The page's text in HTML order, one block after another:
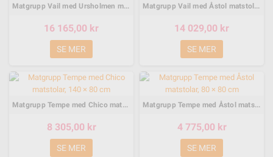
Matgrupp Vail med Ursholmen matstolar, 200 × 100 cm
16 165,00 kr
SE MER
Matgrupp Vail med Åstol matstolar, 200 × 100 cm
14 029,00 kr
SE MER
Matgrupp Tempe med Chico matstolar, 140 × 80 cm
8 305,00 kr
SE MER
Matgrupp Tempe med Åstol matstolar, 80 × 80 cm
4 775,00 kr
SE MER